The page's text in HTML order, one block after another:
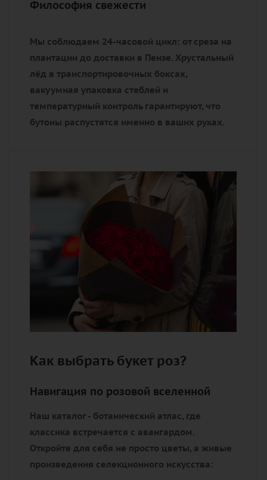
Философия свежести
Мы соблюдаем 24-часовой цикл: от среза на
плантации до доставки в Пензе. Хрустальный
лёд в транспортировочных боксах,
вакуумная упаковка стеблей и
температурный контроль гарантируют, что
бутоны распустятся именно в ваших руках.
Как выбрать букет роз?
Навигация по розовой вселенной
Наш каталог - ботанический атлас, где
классика встречается с авангардом.
Откройте для себя не просто цветы, а живые
произведения селекционного искусства: